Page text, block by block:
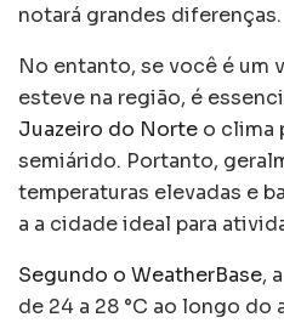
notará grandes diferenças.
No entanto, se você é um
esteve na região, é
Juazeiro do Norte o clima
semiárido. Portanto,
temperaturas elevadas e
a a cidade ideal para
Segundo o WeatherBase,
de 24 a 28 °C ao longo do